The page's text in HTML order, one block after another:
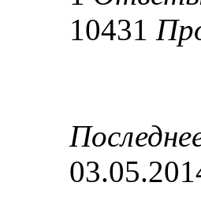
10431